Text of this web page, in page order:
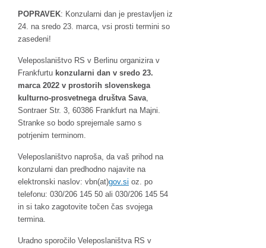
POPRAVEK: Konzularni dan je prestavljen iz
24. na sredo 23. marca, vsi prosti termini so
zasedeni!
Veleposlaništvo RS v Berlinu organizira v
Frankfurtu konzularni dan v sredo 23.
marca 2022 v prostorih slovenskega
kulturno-prosvetnega društva Sava,
Sontraer Str. 3, 60386 Frankfurt na Majni.
Stranke so bodo sprejemale samo s
potrjenim terminom.
Veleposlaništvo naproša, da vaš prihod na
konzularni dan predhodno najavite na
elektronski naslov: vbn(at)gov.si oz. po
telefonu: 030/206 145 50 ali 030/206 145 54
in si tako zagotovite točen čas svojega
termina.
Uradno sporočilo Veleposlaništva RS v